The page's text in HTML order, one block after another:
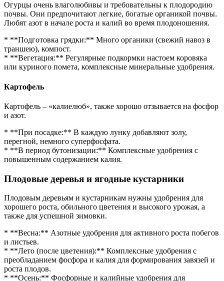
Огурцы очень влаголюбивы и требовательны к плодородию
почвы. Они предпочитают легкие, богатые органикой почвы.
Любят азот в начале роста и калий во время плодоношения.
* **Подготовка грядки:** Много органики (свежий навоз в
траншею), компост.
* **Вегетация:** Регулярные подкормки настоем коровяка
или куриного помета, комплексные минеральные удобрения.
Картофель
Картофель – «калиелюб», также хорошо отзывается на фосфор
и азот.
* **При посадке:** В каждую лунку добавляют золу,
перегной, немного суперфосфата.
* **В период бутонизации:** Комплексные удобрения с
повышенным содержанием калия.
Плодовые деревья и ягодные кустарники
Плодовым деревьям и кустарникам нужны удобрения для
хорошего роста, обильного цветения и высокого урожая, а
также для успешной зимовки.
* **Весна:** Азотные удобрения для активного роста побегов
и листьев.
* **Лето (после цветения):** Комплексные удобрения с
преобладанием фосфора и калия для формирования завязей и
роста плодов.
* **Осень:** Фосфорные и калийные удобрения для